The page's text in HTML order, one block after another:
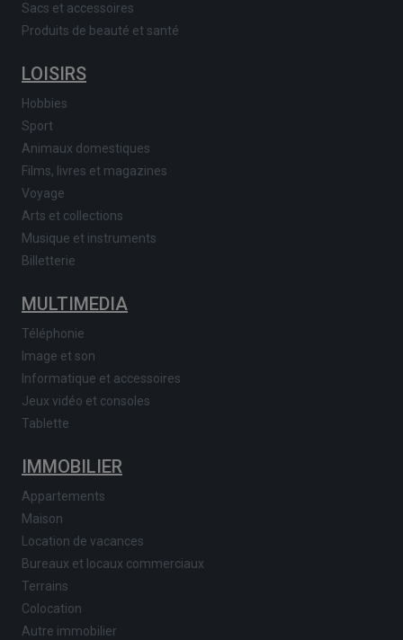
Sacs et accessoires
Produits de beauté et santé
LOISIRS
Hobbies
Sport
Animaux domestiques
Films, livres et magazines
Voyage
Arts et collections
Musique et instruments
Billetterie
MULTIMEDIA
Téléphonie
Image et son
Informatique et accessoires
Jeux vidéo et consoles
Tablette
IMMOBILIER
Appartements
Maison
Location de vacances
Bureaux et locaux commerciaux
Terrains
Colocation
Autre immobilier